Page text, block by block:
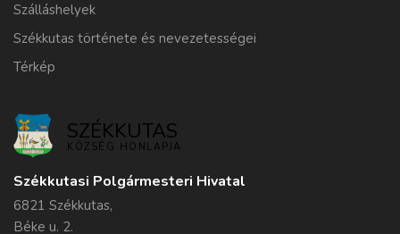
Szálláshelyek
Székkutas története és nevezetességei
Térkép
SZÉKKUTAS
KÖZSÉG HONLAPJA
Székkutasi Polgármesteri Hivatal
6821 Székkutas,
Béke u. 2.